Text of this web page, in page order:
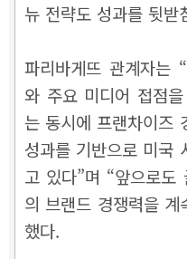
뉴 전략도 성과를 뒷받
파리바게뜨 관계자는
와 주요 미디어 접점
는 동시에 프랜차이즈
성과를 기반으로 미국
고 있다”며 “앞으로도
의 브랜드 경쟁력을
했다.